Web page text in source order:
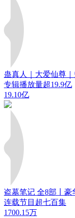
蛊真人｜大爱仙尊
专辑播放量超19.9亿
19.10亿
盗墓笔记 全8部丨
连载节目超七百集
1700.15万